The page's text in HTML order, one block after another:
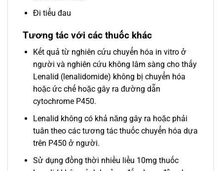
Đi tiểu đau
Tương tác với các thuốc khác
Kết quả từ nghiên cứu chuyển hóa in vitro ở
người và nghiên cứu không lâm sàng cho thấy
Lenalid (lenalidomide) không bị chuyển hóa
hoặc ức chế hoặc gây ra đường dẫn
cytochrome P450.
Lenalid không có khả năng gây ra hoặc phải
tuân theo các tương tác thuốc chuyển hóa dựa
trên P450 ở người.
Sử dụng đồng thời nhiều liều 10mg thuốc